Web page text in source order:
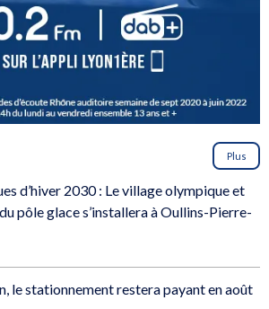
Plus
d’hiver 2030 : Le village olympique et
pôle glace s’installera à Oullins-Pierre-
le stationnement restera payant en août